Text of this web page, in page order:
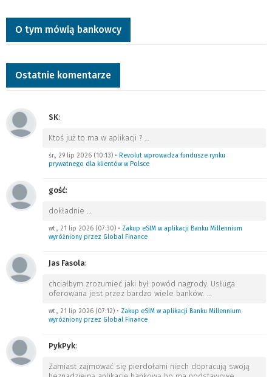
O tym mówią bankowcy
Ostatnie komentarze
SK:
Ktoś już to ma w aplikacji ? …
śr., 29 lip 2026 (10:13) • Revolut wprowadza fundusze rynku
prywatnego dla klientów w Polsce
gość:
dokładnie …
wt., 21 lip 2026 (07:30) • Zakup eSIM w aplikacji Banku Millennium
wyróżniony przez Global Finance
Jas Fasola:
chciałbym zrozumieć jaki był powód nagrody. Usługa
oferowana jest przez bardzo wiele banków. …
wt., 21 lip 2026 (07:12) • Zakup eSIM w aplikacji Banku Millennium
wyróżniony przez Global Finance
PykPyk:
Zamiast zajmować się pierdołami niech dopracują swoją